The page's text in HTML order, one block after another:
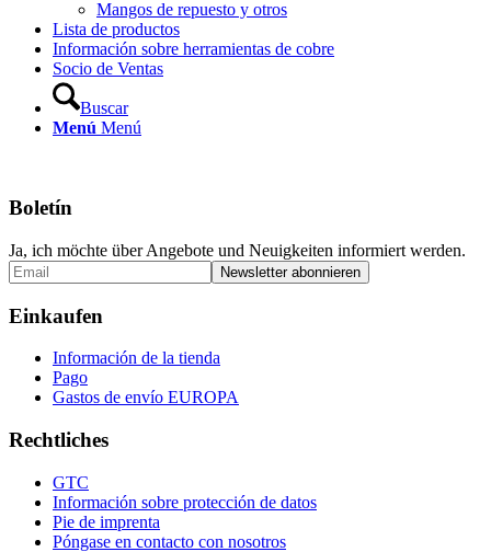
Mangos de repuesto y otros
Lista de productos
Información sobre herramientas de cobre
Socio de Ventas
Buscar
Menú Menú
Boletín
Ja, ich möchte über Angebote und Neuigkeiten informiert werden.
Einkaufen
Información de la tienda
Pago
Gastos de envío EUROPA
Rechtliches
GTC
Información sobre protección de datos
Pie de imprenta
Póngase en contacto con nosotros